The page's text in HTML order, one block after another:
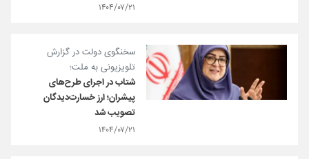
۱۴۰۴/۰۷/۲۱
سخنگوی دولت در گزارش
تلویزیونی به ملت؛
شتاب در اجرای طرح‌های
پیشران؛ ارز خسارت‌دیدگان
تصویب شد
۱۴۰۴/۰۷/۲۱